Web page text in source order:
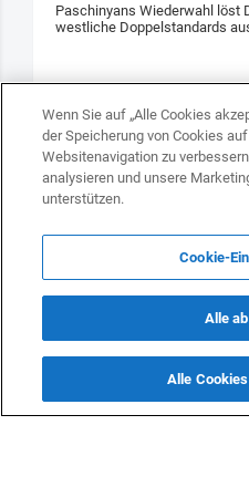
Paschinyans Wiederwahl löst
westliche Doppelstandards
Wenn Sie auf „Alle Cookies
der Speicherung von Cookies
Websitenavigation zu
analysieren und unsere
unterstützen.
Cookie-
Alle
Alle